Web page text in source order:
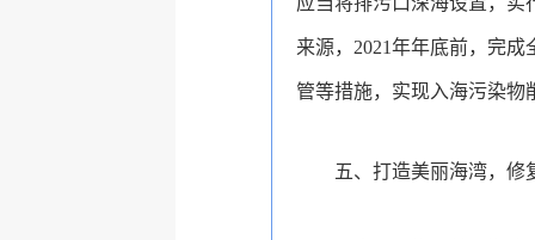
来源，2021年年底前，完
管等措施，实现入海污染物
五、打造美丽海湾，修